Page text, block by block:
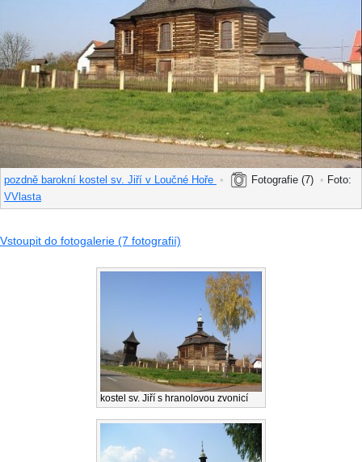
pozdně barokní kostel sv. Jiří v Loučné Hoře • Fotografie (7) • Foto:
VVlasta
Vstoupit do fotogalerie (7 fotografií)
kostel sv. Jiří s hranolovou zvonicí